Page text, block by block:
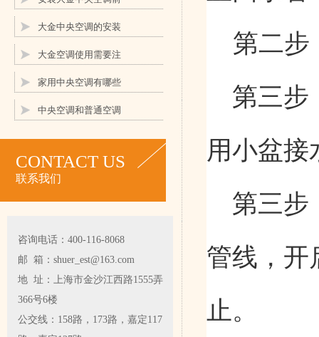
大金中央空调的安装
大金空调使用需要注
家用中央空调有哪些
中央空调和普通空调
CONTACT US
联系我们
咨询电话：400-116-8068
邮 箱：shuer_est@163.com
地 址：上海市金沙江西路1555弄
366号6楼
公交线：158路，173路，嘉定117
第二步
第三步
用小盆接
第三步
管线，开
止。